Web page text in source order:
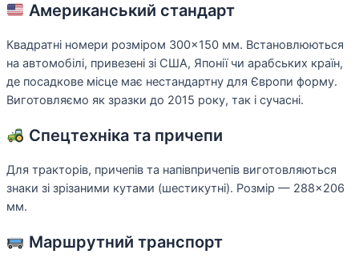
Американський стандарт
Квадратні номери розміром 300×150 мм. Встановлюються
на автомобілі, привезені зі США, Японії чи арабських країн,
де посадкове місце має нестандартну для Європи форму.
Виготовляємо як зразки до 2015 року, так і сучасні.
Спецтехніка та причепи
Для тракторів, причепів та напівпричепів виготовляються
знаки зі зрізаними кутами (шестикутні). Розмір — 288×206
мм.
Маршрутний транспорт